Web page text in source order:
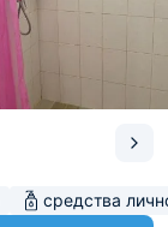
средства